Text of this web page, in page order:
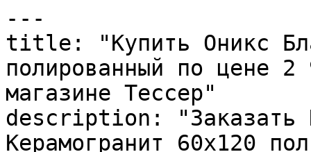
---
title: "Купить Оникс
полированный по цене
магазине Тессер"
description: "Заказать
Керамогранит 60х120